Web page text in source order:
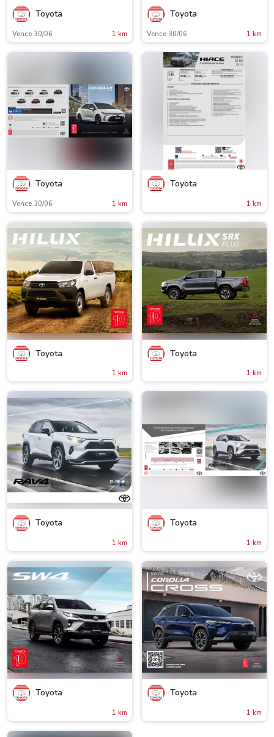
Toyota
Vence 30/06 1 km
Toyota
Vence 30/06 1 km
Toyota
Vence 30/06 1 km
Toyota
1 km
Toyota
1 km
Toyota
1 km
Toyota
1 km
Toyota
1 km
Toyota
1 km
Toyota
1 km